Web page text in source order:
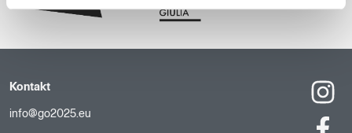
Kontakt
info@go2025.eu